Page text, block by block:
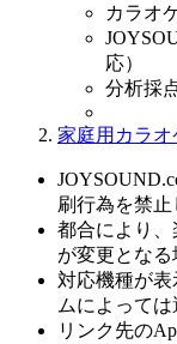
カラオ
応）
分析採
家庭用カラオ
刷行為を禁止
都合により
が変更となる
対応機種が
ムによって
リンク先の